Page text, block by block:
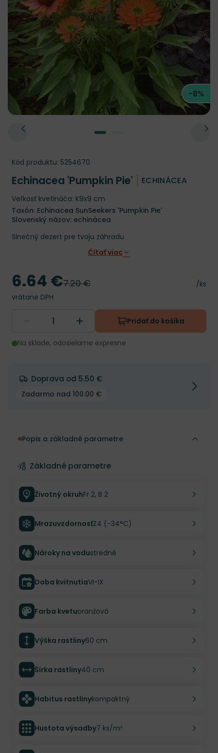
-8%
Kód produktu: 5254670
Echinacea 'Pumpkin Pie' ECHINÁCEA
Veľkosť kvetináča: K9x9 cm
Taxón: Echinacea SunSeekers 'Pumpkin Pie'
Slovenský názov: echinácea
Slnečný dezert pre tvoju záhradu
Čítať viac
Pôvodná cena
7.20 € Cena
/ks
Cena
6.64 €
vrátane DPH
Pridať do košíka
Na sklade, odosielame expresne
Doprava od 5.50 €
Zadarmo nad 100.00 €
Popis a základné parametre
Základné parametre
Životný okruhFr 2, B 2
MrazuvzdornosťZ4 (-34°C)
Nároky na vodustredné
Doba kvitnutiaVI-IX
Farba kvetuoranžová
Výška rastliny60 cm
Šírka rastliny40 cm
Habitus rastlinykompaktný
Hustota výsadby7 ks/m²